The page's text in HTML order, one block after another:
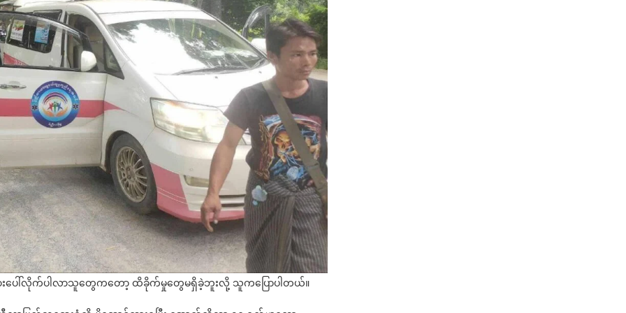
ကားပေါ်လိုက်ပါလာသူတွေကတော့ ထိခိုက်မှုတွေမရှိခဲ့ဘူးလို့ သူကပြောပါတယ်။